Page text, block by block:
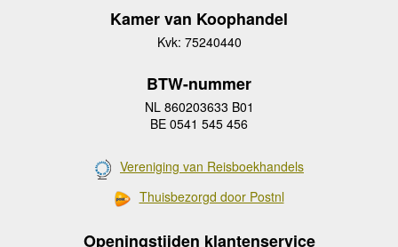
Kamer van Koophandel
Kvk: 75240440
BTW-nummer
NL 860203633 B01
BE 0541 545 456
Vereniging van Reisboekhandels
Thuisbezorgd door Postnl
Openingstijden klantenservice